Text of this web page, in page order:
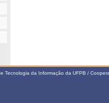
Tecnologia da Informação da UFPB /